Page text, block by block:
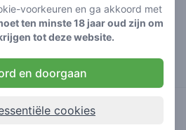
voorkeuren en ga akkoord met
ten minste 18 jaar oud zijn om
tot deze website.
en doorgaan
cookies